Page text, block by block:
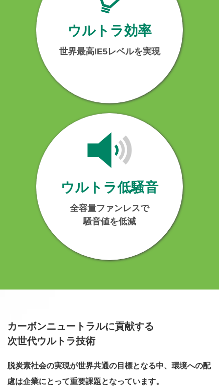
ウルトラ効率
世界最高IE5レベルを実現
ウルトラ低騒音
全容量ファンレスで
騒音値を低減
カーボンニュートラルに貢献する
次世代ウルトラ技術
脱炭素社会の実現が世界共通の目標となる中、環境への配
慮は企業にとって重要課題となっています。